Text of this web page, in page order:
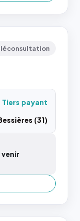
Tiers payant
(31)